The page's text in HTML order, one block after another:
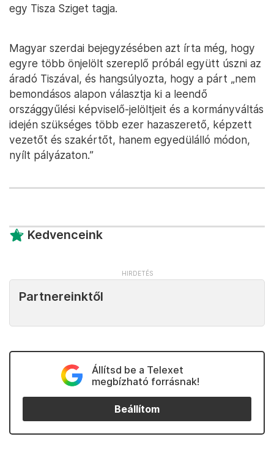
egy Tisza Sziget tagja.
Magyar szerdai bejegyzésében azt írta még, hogy
egyre több önjelölt szereplő próbál együtt úszni az
áradó Tiszával, és hangsúlyozta, hogy a párt „nem
bemondásos alapon választja ki a leendő
országgyűlési képviselő-jelöltjeit és a kormányváltás
idején szükséges több ezer hazaszerető, képzett
vezetőt és szakértőt, hanem egyedülálló módon,
nyílt pályázaton.”
Kedvenceink
Partnereinktől
Állítsd be a Telexet
megbízható forrásnak!
Beállítom